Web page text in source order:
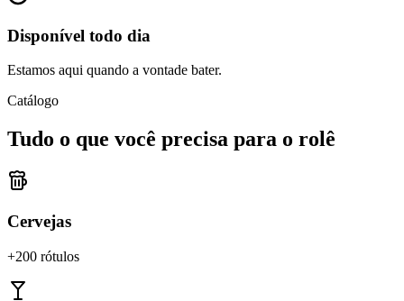
Disponível todo dia
Estamos aqui quando a vontade bater.
Catálogo
Tudo o que você precisa para o rolê
Cervejas
+200 rótulos